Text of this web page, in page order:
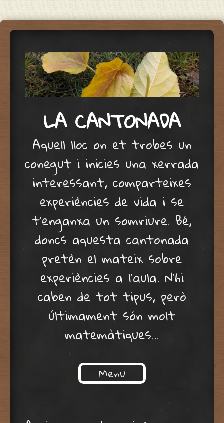
LA CANTONADA
Aquell lloc on et trobes un
conegut i inicies una xerrada
interessant, comparteixes
experiències de vida i se
t'enganxa un somriure. Bé,
doncs aquesta cantonada
pretèn el mateix sobre
experiències a l'aula. N'hi
caben de tot tipus, però
últimament són molt
matemàtiques…
Menu